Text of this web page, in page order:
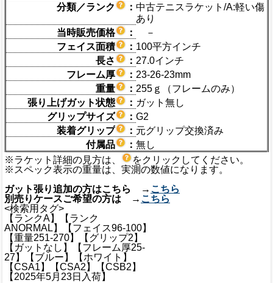
分類／ランク
： 中古テニスラケット/A:軽い傷
あり
当時販売価格
：
－
フェイス面積
： 100平方インチ
長さ
： 27.0インチ
フレーム厚
： 23-26-23mm
重量
： 255ｇ（フレームのみ）
張り上げガット状態
： ガット無し
グリップサイズ
： G2
装着グリップ
： 元グリップ交換済み
付属品
： 無し
※ラケット詳細の見方は、
をクリックしてください。
※スペック表示の重量は、実測の数値になります。
ガット張り追加の方はこちら → こちら
別売りケースご希望の方は → こちら
<検索用タグ>
【ランクA】【ランク
ANORMAL】【フェイス96-100】
【重量251-270】【グリップ2】
【ガットなし】【フレーム厚25-
27】【ブルー】【ホワイト】
【CSA1】【CSA2】【CSB2】
【2025年5月23日入荷】